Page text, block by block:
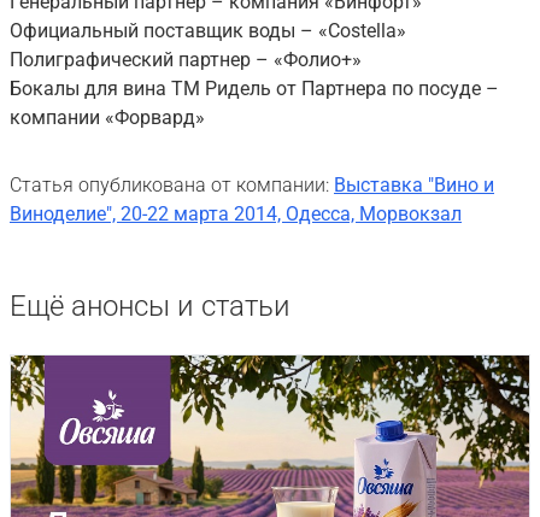
Официальный поставщик воды – «Costella»
Полиграфический партнер – «Фолио+»
Бокалы для вина ТМ Ридель от Партнера по посуде –
компании «Форвард»
Статья опубликована от компании: Выставка "Вино и
Виноделие", 20-22 марта 2014, Одесса, Морвокзал
Ещё анонсы и статьи